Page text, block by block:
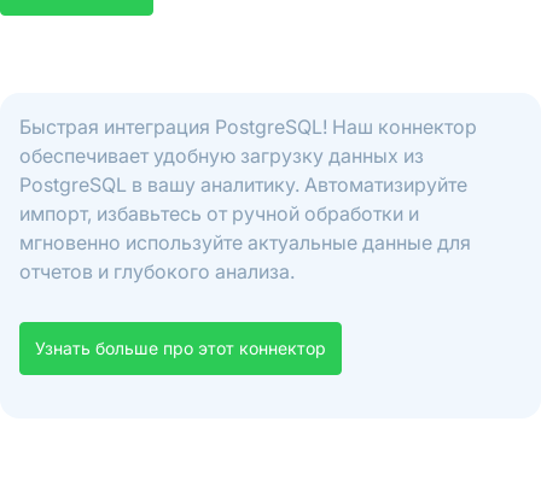
Быстрая интеграция PostgreSQL! Наш коннектор
обеспечивает удобную загрузку данных из
PostgreSQL в вашу аналитику. Автоматизируйте
импорт, избавьтесь от ручной обработки и
мгновенно используйте актуальные данные для
отчетов и глубокого анализа.
Узнать больше про этот коннектор